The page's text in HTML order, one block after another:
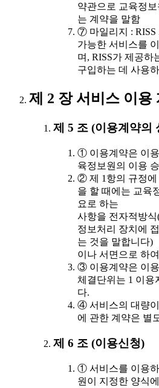
약관으로 교육정
는 계약을 말함
⑦ 마일리지 : RISS
가능한 서비스를
며, RISS가 제공하
구입하는 데 사용
제 2 장 서비스 이용
제 5 조 (이용계약의
① 이용계약은 이
육정보원의 이용
② 제 1항의 규정에
을 할 때에는 교육
요로 하는
사항을 전자적방
정보처리 장치에
는 것을 말합니다)
이나 서면으로 하
③ 이용계약은 이
체결단위는 1 이용
다.
④ 서비스의 대량
에 관한 계약은 별
제 6 조 (이용신청)
① 서비스를 이용
원이 지정한 양식